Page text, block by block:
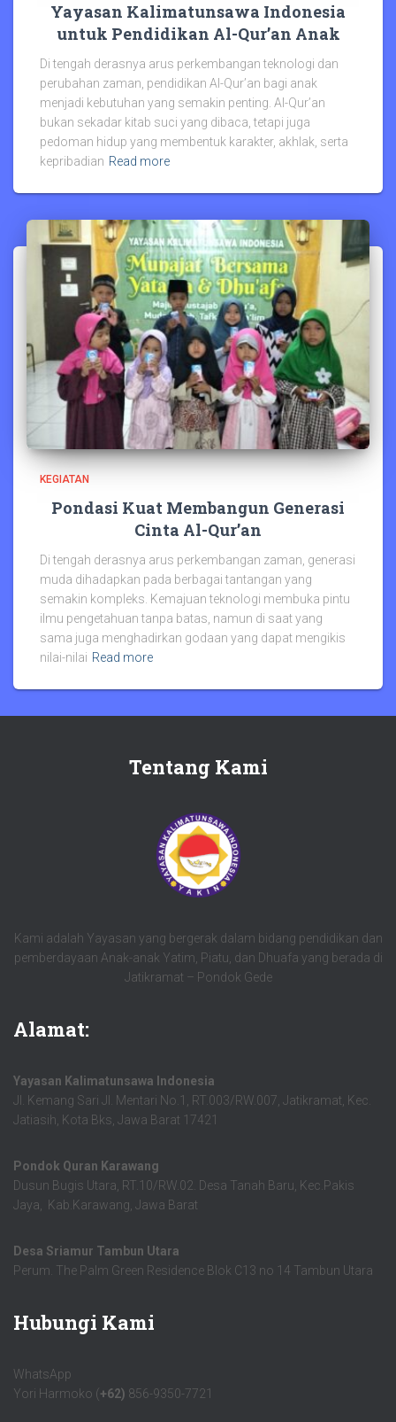
Yayasan Kalimatunsawa Indonesia
untuk Pendidikan Al-Qur’an Anak
Di tengah derasnya arus perkembangan teknologi dan
perubahan zaman, pendidikan Al-Qur’an bagi anak
menjadi kebutuhan yang semakin penting. Al-Qur’an
bukan sekadar kitab suci yang dibaca, tetapi juga
pedoman hidup yang membentuk karakter, akhlak, serta
kepribadian Read more
KEGIATAN
Pondasi Kuat Membangun Generasi
Cinta Al-Qur’an
Di tengah derasnya arus perkembangan zaman, generasi
muda dihadapkan pada berbagai tantangan yang
semakin kompleks. Kemajuan teknologi membuka pintu
ilmu pengetahuan tanpa batas, namun di saat yang
sama juga menghadirkan godaan yang dapat mengikis
nilai-nilai Read more
Tentang Kami
Kami adalah Yayasan yang bergerak dalam bidang pendidikan dan
pemberdayaan Anak-anak Yatim, Piatu, dan Dhuafa yang berada di
Jatikramat – Pondok Gede
Alamat:
Yayasan Kalimatunsawa Indonesia
Jl. Kemang Sari Jl. Mentari No.1, RT.003/RW.007, Jatikramat, Kec.
Jatiasih, Kota Bks, Jawa Barat 17421
Pondok Quran Karawang
Dusun Bugis Utara, RT.10/RW.02. Desa Tanah Baru, Kec.Pakis
Jaya, Kab.Karawang, Jawa Barat
Desa Sriamur Tambun Utara
Perum. The Palm Green Residence Blok C13 no 14 Tambun Utara
Hubungi Kami
WhatsApp
Yori Harmoko (+62) 856-9350-7721